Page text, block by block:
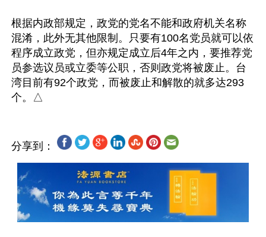
根据内政部规定，政党的党名不能和政府机关名称
混淆，此外无其他限制。只要有100名党员就可以依
程序成立政党，但亦规定成立后4年之内，要推荐党
员参选议员或立委等公职，否则政党将被废止。台
湾目前有92个政党，而被废止和解散的就多达293
分享到：